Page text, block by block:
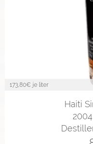
173,80€ je liter
Haiti